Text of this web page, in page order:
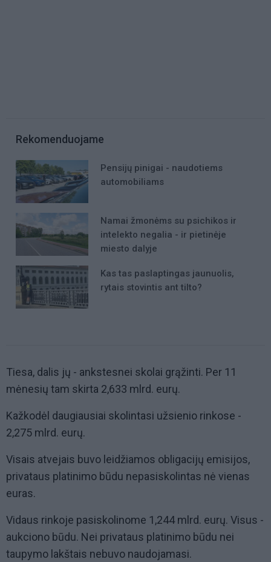
Rekomenduojame
Pensijų pinigai - naudotiems
automobiliams
Namai žmonėms su psichikos ir
intelekto negalia - ir pietinėje
miesto dalyje
Kas tas paslaptingas jaunuolis,
rytais stovintis ant tilto?
Tiesa, dalis jų - ankstesnei skolai grąžinti. Per 11
mėnesių tam skirta 2,633 mlrd. eurų.
Kažkodėl daugiausiai skolintasi užsienio rinkose -
2,275 mlrd. eurų.
Visais atvejais buvo leidžiamos obligacijų emisijos,
privataus platinimo būdu nepasiskolintas nė vienas
euras.
Vidaus rinkoje pasiskolinome 1,244 mlrd. eurų. Visus -
aukciono būdu. Nei privataus platinimo būdu nei
taupymo lakštais nebuvo naudojamasi.